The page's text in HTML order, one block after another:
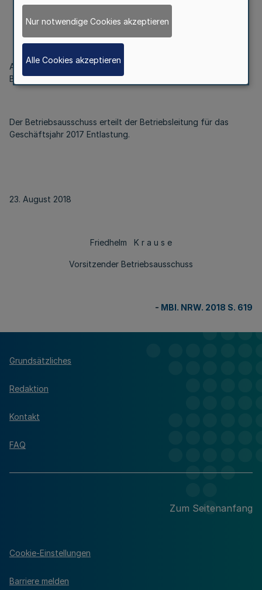
Vom 23. August 2018
Auszug aus dem Sitzungsprotokoll vom 28. Juni 2018 des
Betriebsausschusses des Zweckverbandes VRR:
Der Betriebsausschuss erteilt der Betriebsleitung für das
Geschäftsjahr 2017 Entlastung.
23. August 2018
Friedhelm K r a u s e
Vorsitzender Betriebsausschuss
- MBl. NRW. 2018 S. 619
Grundsätzliches
Redaktion
Kontakt
FAQ
Zum Seitenanfang
Cookie-Einstellungen
Barriere melden
Nur notwendige Cookies akzeptieren
Alle Cookies akzeptieren